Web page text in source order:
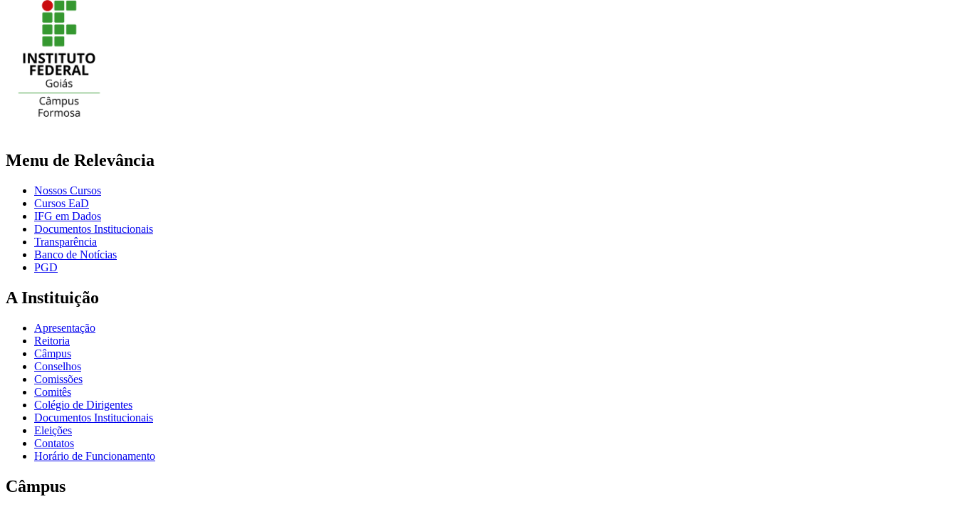
Menu de Relevância
Nossos Cursos
Cursos EaD
IFG em Dados
Documentos Institucionais
Transparência
Banco de Notícias
PGD
A Instituição
Apresentação
Reitoria
Câmpus
Conselhos
Comissões
Comitês
Colégio de Dirigentes
Documentos Institucionais
Eleições
Contatos
Horário de Funcionamento
Câmpus